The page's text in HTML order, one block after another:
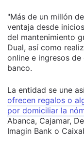
"Más de un millón
ventaja desde
del mantenimiento
Dual, así como
online e ingresos de
banco.
La entidad se une
ofrecen regalos o
por domiciliar la
Abanca, Cajamar,
Imagin Bank o